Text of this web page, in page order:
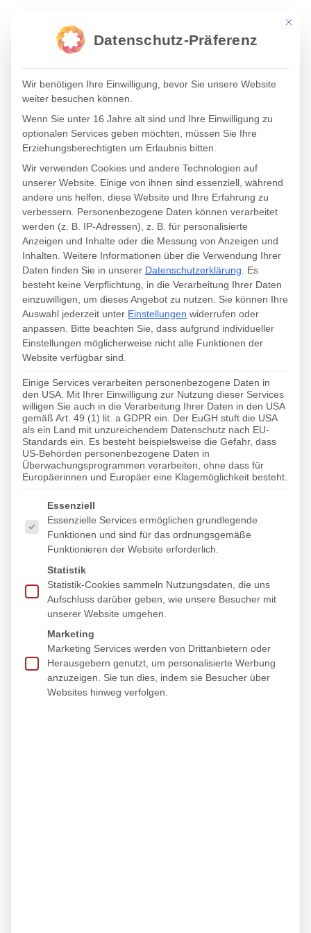
UNSERE LEISTUNGEN //
WE CREATE
WIRINNOVIEREN.
Wir erschaffen Lösungen, die die Herzen der
Menschen erreichen und in den Köpfen Anker
setzen. Unsere Sprache: emotional intelligent.
Unsere Strategie: sozial kompetent. Unser Ziel:
Resonanz erzeugend.
Mit
Datenschutz-Präferenz
Wir benötigen Ihre Einwilligung, bevor Sie unsere Website
weiter besuchen können.
Wenn Sie unter 16 Jahre alt sind und Ihre Einwilligung zu
optionalen Services geben möchten, müssen Sie Ihre
Erziehungsberechtigten um Erlaubnis bitten.
Wir verwenden Cookies und andere Technologien auf
unserer Website. Einige von ihnen sind essenziell, während
andere uns helfen, diese Website und Ihre Erfahrung zu
verbessern.
Personenbezogene Daten können verarbeitet
werden (z. B. IP-Adressen), z. B. für personalisierte
Anzeigen und Inhalte oder die Messung von Anzeigen und
Inhalten. Weitere Informationen über die Verwendung Ihrer
Daten finden Sie in unserer Datenschutzerklärung
Es
besteht keine Verpflichtung, in die Verarbeitung Ihrer Daten
einzuwilligen, um dieses Angebot zu nutzen.
Sie können Ihre
Auswahl jederzeit unter Einstellungen widerrufen oder
anpassen.
Bitte beachten Sie, dass aufgrund individueller
Einstellungen möglicherweise nicht alle Funktionen der
Website verfügbar sind.
Einige Services verarbeiten personenbezogene Daten in
den USA. Mit Ihrer Einwilligung zur Nutzung dieser Services
willigen Sie auch in die Verarbeitung Ihrer Daten in den USA
gemäß Art. 49 (1) lit. a GDPR ein. Der EuGH stuft die USA
als ein Land mit unzureichendem Datenschutz nach EU-
Standards ein. Es besteht beispielsweise die Gefahr, dass
US-Behörden personenbezogene Daten in
Überwachungsprogrammen verarbeiten, ohne dass für
Europäerinnen und Europäer eine Klagemöglichkeit besteht.
Es folgt eine Liste der Service-Gruppen, für die eine
Essenziell
Essenzielle Services ermöglichen grundlegende
Funktionen und sind für das ordnungsgemäße
Funktionieren der Website erforderlich.
Statistik
Statistik-Cookies sammeln Nutzungsdaten, die uns
Aufschluss darüber geben, wie unsere Besucher mit
unserer Website umgehen.
Marketing
Marketing Services werden von Drittanbietern oder
Herausgebern genutzt, um personalisierte Werbung
anzuzeigen. Sie tun dies, indem sie Besucher über
Websites hinweg verfolgen.